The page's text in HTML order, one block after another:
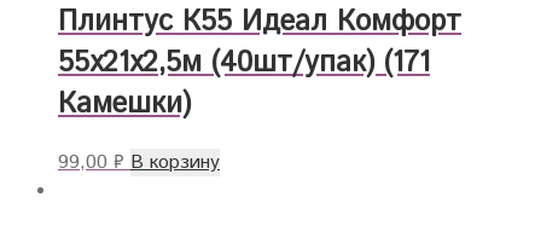
Плинтус К55 Идеал Комфорт
55х21х2,5м (40шт/упак) (171
Камешки)
99,00₽ В корзину